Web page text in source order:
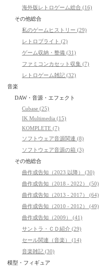
海外版レトロゲーム総合 (16)
その他総合
私のゲームヒストリー (29)
レトロブライト (2)
ゲーム収納・整備 (31)
ファミコンカセット収集 (7)
レトロゲーム雑記 (32)
音楽
DAW・音源・エフェクト
Cubase (25)
IK Multimedia (15)
KOMPLETE (7)
ソフトウェア音源関連 (8)
ソフトウェア音源の箱 (3)
その他総合
曲作成告知（2023 以降） (30)
曲作成告知（2018 - 2022） (50)
曲作成告知（2013 - 2017） (64)
曲作成告知（2010 - 2012） (49)
曲作成告知（2009） (41)
サントラ・ＣＤ紹介 (29)
セール関連（音楽） (14)
音楽雑記 (30)
模型・フィギュア